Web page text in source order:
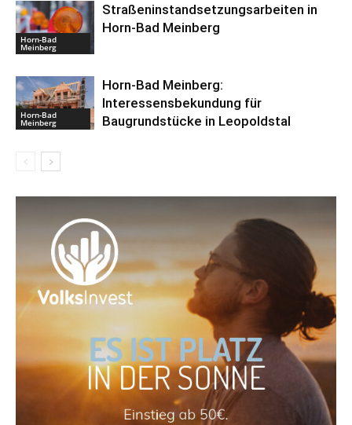
Horn-Bad
Meinberg
Straßeninstandsetzungsarbeiten in
Horn-Bad Meinberg
Horn-Bad
Meinberg
Horn-Bad Meinberg:
Interessensbekundung für
Baugrundstücke in Leopoldstal